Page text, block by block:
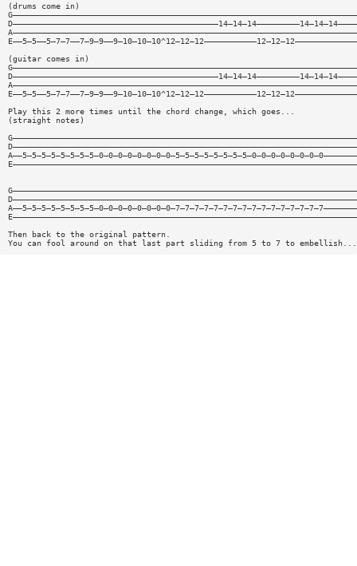
(drums come in)
(guitar comes in)
Play this 2 more times until the chord change, which goes...
(straight notes)
Then back to the original pattern.
You can fool around on that last part sliding from 5 to 7 to embellish...